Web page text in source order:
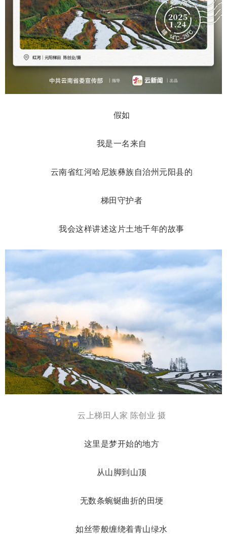
假如
我是一名来自
云南省红河哈尼族彝族自治州元阳县的
梯田守护者
我会这样讲述这片土地千年的故事
云上梯田人家 陈创业 摄
这里是梦开始的地方
从山脚到山顶
无数条蜿蜒曲折的田埂
如丝带般缠绕着青山绿水